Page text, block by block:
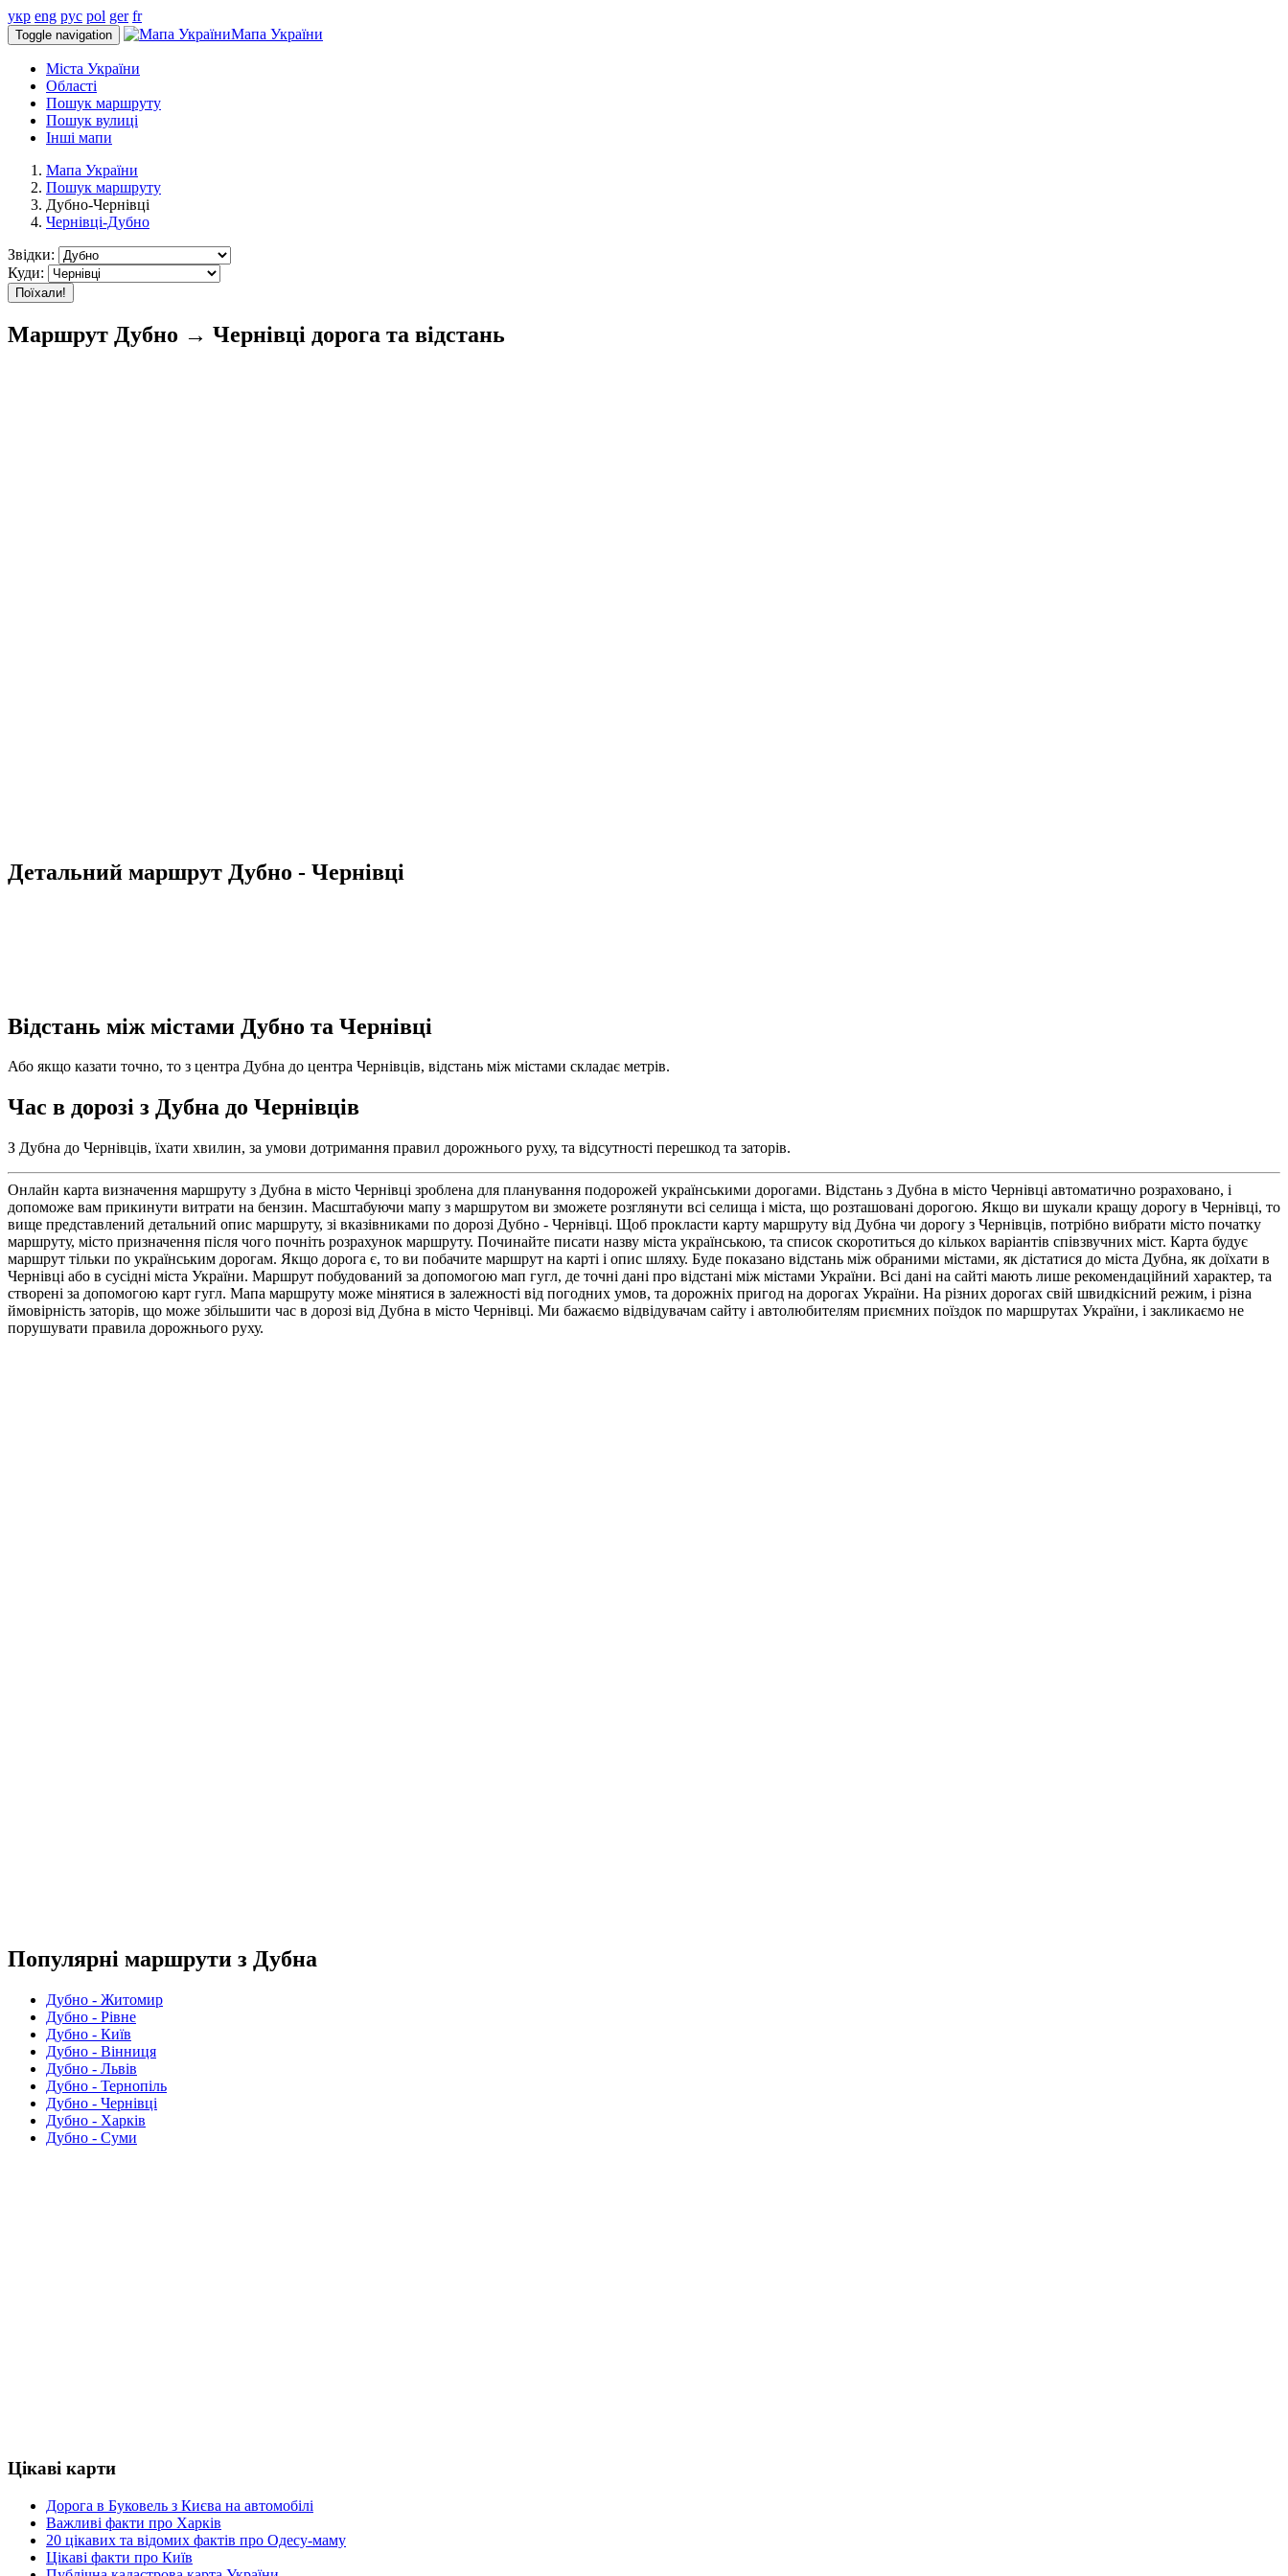
укр eng рус pol ger fr
Toggle navigation Мапа України
Міста України
Області
Пошук маршруту
Пошук вулиці
Інші мапи
Мапа України
Пошук маршруту
Дубно-Чернівці
Чернівці-Дубно
Звідки:
Куди:
Поїхали!
Маршрут Дубно → Чернівці дорога та відстань
Детальний маршрут Дубно - Чернівці
Відстань між містами Дубно та Чернівці
Або якщо казати точно, то з центра Дубна до центра Чернівців, відстань між містами складає метрів.
Час в дорозі з Дубна до Чернівців
З Дубна до Чернівців, їхати хвилин, за умови дотримання правил дорожнього руху, та відсутності перешкод та заторів.
Онлайн карта визначення маршруту з Дубна в місто Чернівці зроблена для планування подорожей українськими дорогами. Відстань з Дубна в місто Чернівці автоматично розраховано, і
допоможе вам прикинути витрати на бензин. Масштабуючи мапу з маршрутом ви зможете розглянути всі селища і міста, що розташовані дорогою. Якщо ви шукали кращу дорогу в Чернівці, то
вище представлений детальний опис маршруту, зі вказівниками по дорозі Дубно - Чернівці. Щоб прокласти карту маршруту від Дубна чи дорогу з Чернівців, потрібно вибрати місто початку
маршруту, місто призначення після чого почніть розрахунок маршруту. Починайте писати назву міста українською, та список скоротиться до кількох варіантів співзвучних міст. Карта будує
маршрут тільки по українським дорогам. Якщо дорога є, то ви побачите маршрут на карті і опис шляху. Буде показано відстань між обраними містами, як дістатися до міста Дубна, як доїхати в
Чернівці або в сусідні міста України. Маршрут побудований за допомогою мап гугл, де точні дані про відстані між містами України. Всі дані на сайті мають лише рекомендаційний характер, та
створені за допомогою карт гугл. Мапа маршруту може мінятися в залежності від погодних умов, та дорожніх пригод на дорогах України. На різних дорогах свій швидкісний режим, і різна
ймовірність заторів, що може збільшити час в дорозі від Дубна в місто Чернівці. Ми бажаємо відвідувачам сайту і автолюбителям приємних поїздок по маршрутах України, і закликаємо не
порушувати правила дорожнього руху.
Популярні маршрути з Дубна
Дубно - Житомир
Дубно - Рівне
Дубно - Київ
Дубно - Вінниця
Дубно - Львів
Дубно - Тернопіль
Дубно - Чернівці
Дубно - Харків
Дубно - Суми
Цікаві карти
Дорога в Буковель з Києва на автомобілі
Важливі факти про Харків
20 цікавих та відомих фактів про Одесу-маму
Цікаві факти про Київ